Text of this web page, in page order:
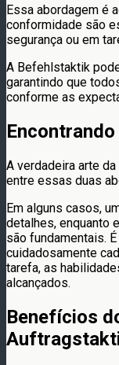
Essa abordagem é
conformidade são
segurança ou em
A Befehlstaktik
garantindo que
conforme as
A verdadeira arte
entre essas duas
Em alguns casos,
detalhes, enquanto
são fundamentais.
cuidadosamente
tarefa, as
alcançados.
Benefícios